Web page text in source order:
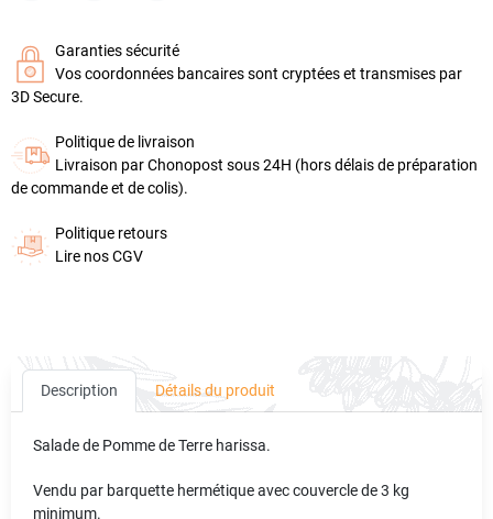
Garanties sécurité
Vos coordonnées bancaires sont cryptées et transmises par
3D Secure.
Politique de livraison
Livraison par Chonopost sous 24H (hors délais de préparation
de commande et de colis).
Politique retours
Lire nos CGV
Description Détails du produit
Salade de Pomme de Terre harissa.
Vendu par barquette hermétique avec couvercle de 3 kg
minimum.